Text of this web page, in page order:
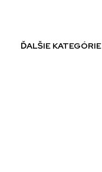
ĎALŠIE KATEGÓRIE